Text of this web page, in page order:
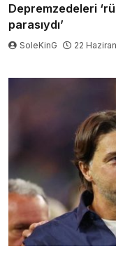
Depremzedeleri
parasıydı’
SoleKinG 22